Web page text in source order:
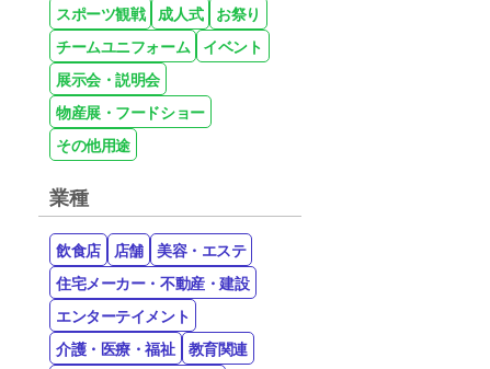
スポーツ観戦 成人式
お祭り
チームユニフォーム
イベント
展示会・説明会
物産展・フードショー
その他用途
業種
飲食店 店舗
美容・エステ
住宅メーカー・不動産・建設
エンターテイメント
介護・医療・福祉
教育関連